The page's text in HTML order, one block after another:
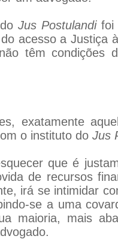
Jus Postulandifoi
acesso a Justiça
têm condições
exatamente
o instituto do Jus
que é
de recursos
irá se intimidar
se a uma
maioria, mais